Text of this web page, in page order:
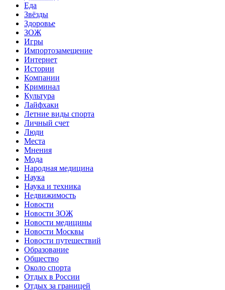
Еда
Звёзды
Здоровье
ЗОЖ
Игры
Импортозамещение
Интернет
Истории
Компании
Криминал
Культура
Лайфхаки
Летние виды спорта
Личный счет
Люди
Места
Мнения
Мода
Народная медицина
Наука
Наука и техника
Недвижимость
Новости
Новости ЗОЖ
Новости медицины
Новости Москвы
Новости путешествий
Образование
Общество
Около спорта
Отдых в России
Отдых за границей